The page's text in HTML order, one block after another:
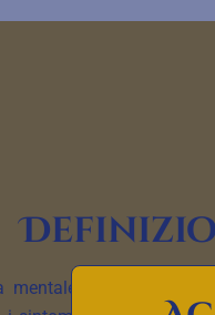
mentale comune che